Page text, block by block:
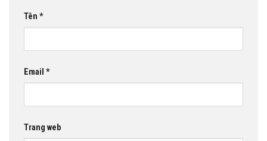
Tên *
Email *
Trang web